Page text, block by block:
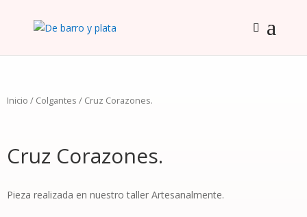
Inicio / Colgantes / Cruz Corazones.
Cruz Corazones.
Pieza realizada en nuestro taller Artesanalmente.